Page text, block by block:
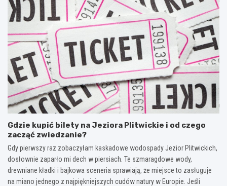
Gdzie kupić bilety na Jeziora Plitwickie i od czego
zacząć zwiedzanie?
Gdy pierwszy raz zobaczyłam kaskadowe wodospady Jezior Plitwickich,
dosłownie zaparło mi dech w piersiach. Te szmaragdowe wody,
drewniane kładki i bajkowa sceneria sprawiają, że miejsce to zasługuje
na miano jednego z najpiękniejszych cudów natury w Europie. Jeśli